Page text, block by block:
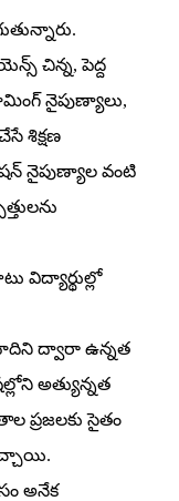
చిన్న, పెద్ద
నైపుణ్యాలు,
శిక్షణ
నైపుణ్యాల వంటి
విద్యార్థుల్లో
ద్వారా ఉన్నత
అత్యున్నత
ప్రజలకు సైతం
అనేక